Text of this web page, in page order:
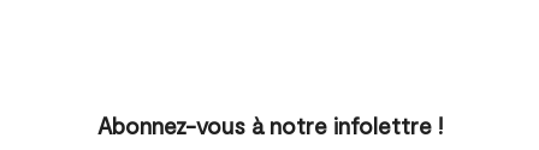
Abonnez-vous à notre infolettre !